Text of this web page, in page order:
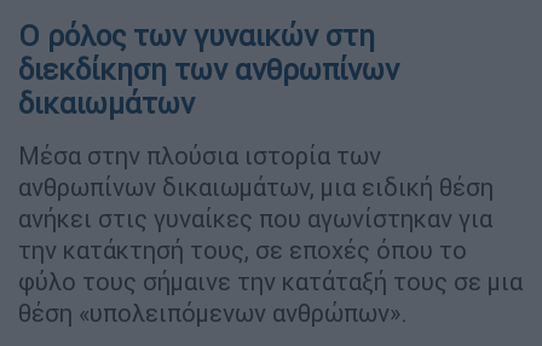
Ο ρόλος των γυναικών στη
διεκδίκηση των ανθρωπίνων
δικαιωμάτων
Μέσα στην πλούσια ιστορία των
ανθρωπίνων δικαιωμάτων, μια ειδική θέση
ανήκει στις γυναίκες που αγωνίστηκαν για
την κατάκτησή τους, σε εποχές όπου το
φύλο τους σήμαινε την κατάταξή τους σε μια
θέση «υπολειπόμενων ανθρώπων».